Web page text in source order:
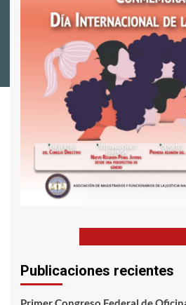
Publicaciones recientes